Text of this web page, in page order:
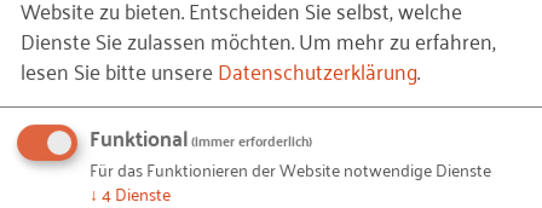
Benefits von Azubiprojekten
„Wir als Auszubildende sind in dem Punkt
gewachsen, dass wir alleine die Koordination der
einzelnen Projektbereiche (technische Beschaffung
/ Voraussetzungen, rechtliche Abklärung,
Website zu bieten. Entscheiden Sie selbst, welche
Dienste Sie zulassen möchten.Um mehr zu erfahren,
lesen Sie bitte unsereDatenschutzerklärung.
Funktional(immer erforderlich)
Für das Funktionieren der Website notwendige Dienste
↓ 4Dienste